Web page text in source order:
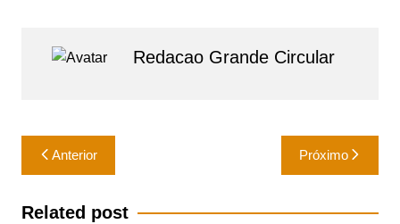
at
s
p
e
o
k
e
Redacao Grande Circular
Navegação
de
Post
Anterior Próximo
Related post